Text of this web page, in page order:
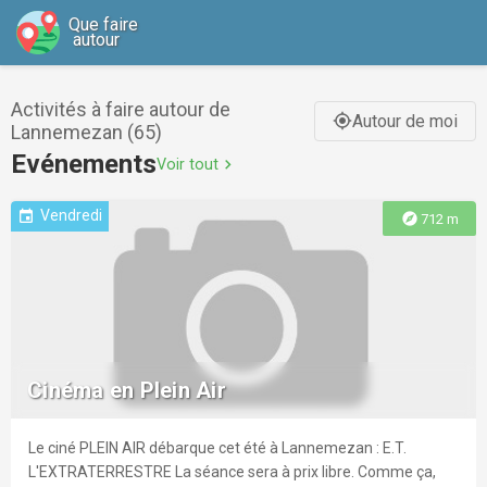
Que faire
autour
Activités à faire autour de
Lannemezan (65)
gps_fixedAutour de moi
EvénementsVoir tout chevron_right
explore 712 m
event Vendredi
Cinéma en Plein Air
Le ciné PLEIN AIR débarque cet été à Lannemezan : E.T.
L'EXTRATERRESTRE La séance sera à prix libre. Comme ça,